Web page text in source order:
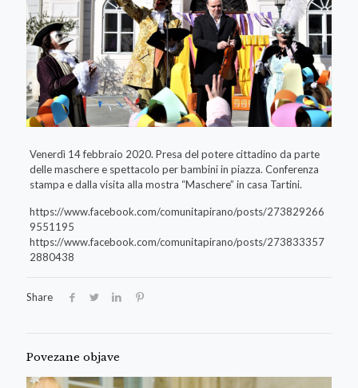
Venerdì 14 febbraio 2020. Presa del potere cittadino da parte
delle maschere e spettacolo per bambini in piazza. Conferenza
stampa e dalla visita alla mostra “Maschere” in casa Tartini.
https://www.facebook.com/comunitapirano/posts/273829266
9551195
https://www.facebook.com/comunitapirano/posts/273833357
2880438
Share
Povezane objave